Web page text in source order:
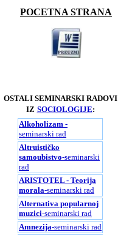
POCETNA STRANA
OSTALI SEMINARSKI RADOVI
IZ SOCIOLOGIJE:
Alkoholizam -
seminarski rad
Altruističko
samoubistvo-seminarski
rad
ARISTOTEL - Teorija
morala-seminarski rad
Alternativa popularnoj
muzici-seminarski rad
Amnezija-seminarski rad